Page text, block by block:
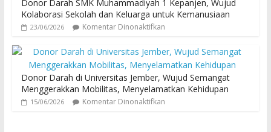
Donor Darah SMK Muhammadiyah 1 Kepanjen, Wujud
Kolaborasi Sekolah dan Keluarga untuk Kemanusiaan
23/06/2026 Komentar Dinonaktifkan
Donor Darah di Universitas Jember, Wujud Semangat
Menggerakkan Mobilitas, Menyelamatkan Kehidupan
15/06/2026 Komentar Dinonaktifkan